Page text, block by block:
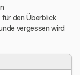
für den Überblick
vergessen wird